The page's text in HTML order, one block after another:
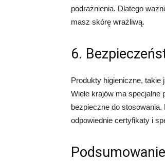
podrażnienia. Dlatego
masz skórę wrażliwą.
6.
Produkty higieniczne,
Wiele krajów ma specjalne
bezpieczne do
odpowiednie certyfikaty i
Podsumowanie